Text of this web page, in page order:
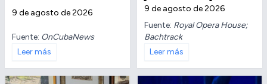
9 de agosto de 2026
Fuente: OnCubaNews
Leer más
9 de agosto de 2026
Fuente: Royal Opera House;
Bachtrack
Leer más